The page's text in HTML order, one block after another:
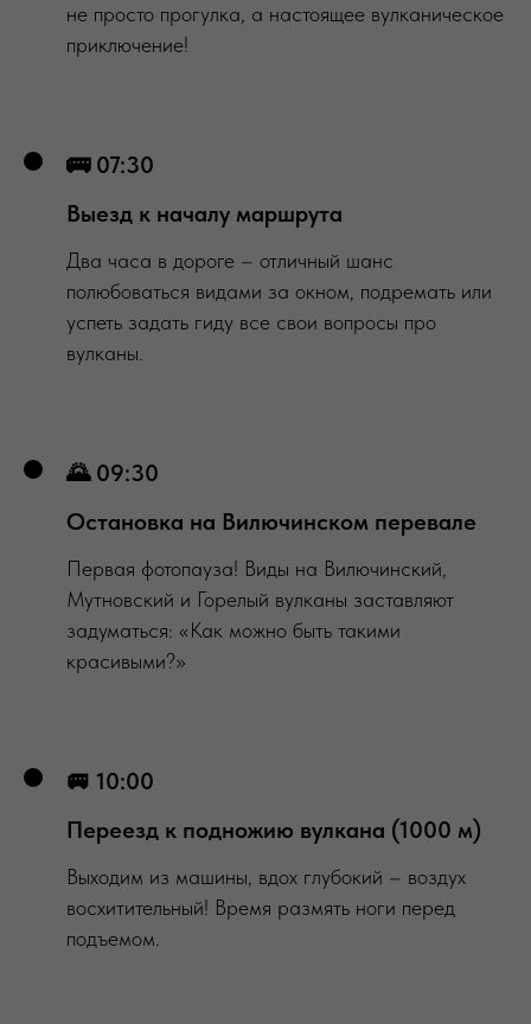
не просто прогулка, а настоящее вулканическое
приключение!
🚌 07:30
Выезд к началу маршрута
Два часа в дороге – отличный шанс
полюбоваться видами за окном, подремать или
успеть задать гиду все свои вопросы про
вулканы.
🌄 09:30
Остановка на Вилючинском перевале
Первая фотопауза! Виды на Вилючинский,
Мутновский и Горелый вулканы заставляют
задуматься: «Как можно быть такими
красивыми?»
🚐 10:00
Переезд к подножию вулкана (1000 м)
Выходим из машины, вдох глубокий – воздух
восхитительный! Время размять ноги перед
подъемом.